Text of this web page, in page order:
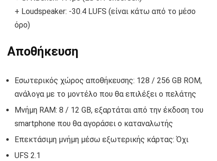
+ Loudspeaker: -30.4 LUFS (είναι κάτω από το μέσο
όρο)
Αποθήκευση
Εσωτερικός χώρος αποθήκευσης: 128 / 256 GB ROM,
ανάλογα με το μοντέλο που θα επιλέξει ο πελάτης
Μνήμη RAM: 8 / 12 GB, εξαρτάται από την έκδοση του
smartphone που θα αγοράσει ο καταναλωτής
Επεκτάσιμη μνήμη μέσω εξωτερικής κάρτας: Όχι
UFS 2.1